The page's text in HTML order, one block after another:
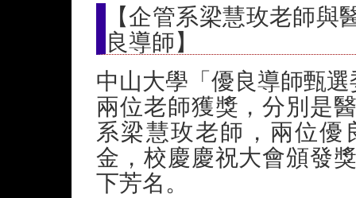
【企管系梁慧玫老師
良導師】
中山大學「優良導師甄
兩位老師獲獎，分別是
系梁慧玫老師，兩位
金，校慶慶祝大會頒發
下芳名。